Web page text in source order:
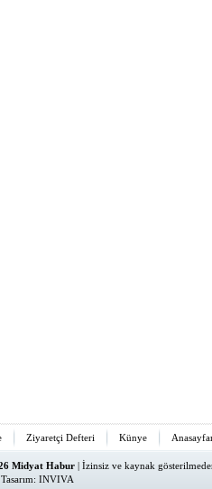
Ziyaretçi Defteri Künye
Midyat Habur | İzinsiz ve kaynak
INVIVA